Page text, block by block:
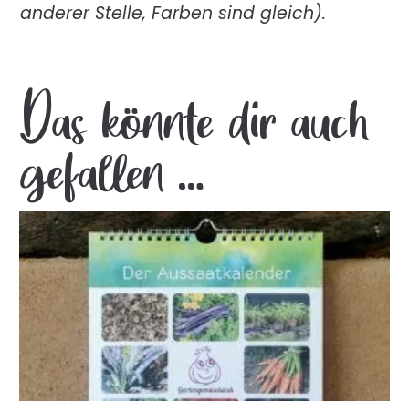
anderer Stelle, Farben sind gleich).
Das könnte dir auch
gefallen …